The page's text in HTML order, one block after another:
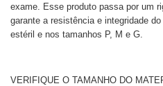
exame. Esse produto passa por um
garante a resistência e integridade
estéril e nos tamanhos P, M e G.
VERIFIQUE O TAMANHO DO